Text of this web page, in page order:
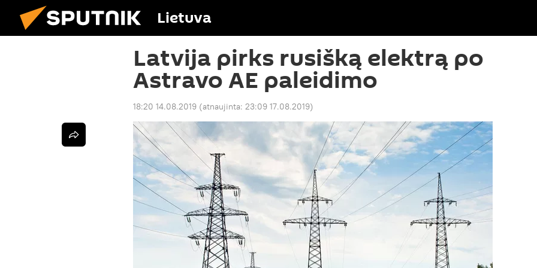
Lietuva
Latvija pirks rusišką elektrą po
Astravo AE paleidimo
18:20 14.08.2019 (atnaujinta: 23:09 17.08.2019)